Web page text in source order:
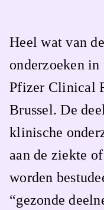
Heel wat van
onderzoeken
Pfizer Clinical
Brussel. De
klinische
aan de ziekte
worden
“gezonde